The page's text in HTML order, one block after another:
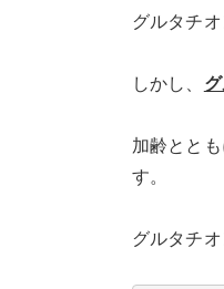
グルタチ
しかし、
加齢とと
す。
グルタチ